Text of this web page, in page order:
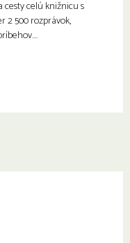
cesty celú knižnicu s
2 500 rozprávok,